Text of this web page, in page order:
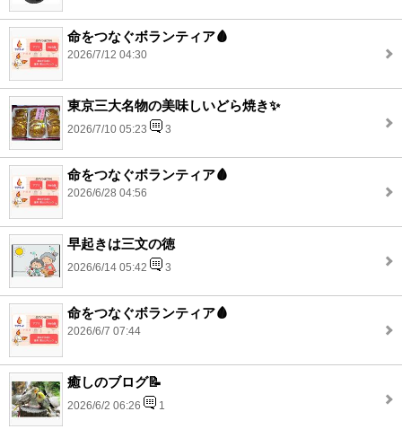
命をつなぐボランティア🩸
2026/7/12 04:30
東京三大名物の美味しいどら焼き✨
2026/7/10 05:23 3
命をつなぐボランティア🩸
2026/6/28 04:56
早起きは三文の徳
2026/6/14 05:42 3
命をつなぐボランティア🩸
2026/6/7 07:44
癒しのブログ📝
2026/6/2 06:26 1